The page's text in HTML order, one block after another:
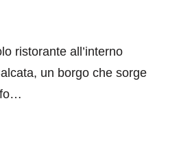
ristorante all’interno
un borgo che sorge